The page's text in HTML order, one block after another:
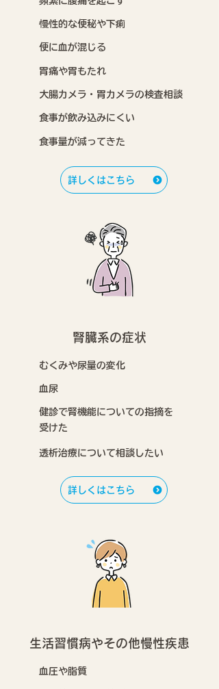
慢性的な便秘や下痢
便に血が混じる
胃痛や胃もたれ
大腸カメラ・胃カメラの検査相談
食事が飲み込みにくい
食事量が減ってきた
詳しくはこちら
腎臓系の症状
むくみや尿量の変化
血尿
健診で腎機能についての指摘を
受けた
透析治療について相談したい
詳しくはこちら
生活習慣病やその他慢性疾患
血圧や脂質